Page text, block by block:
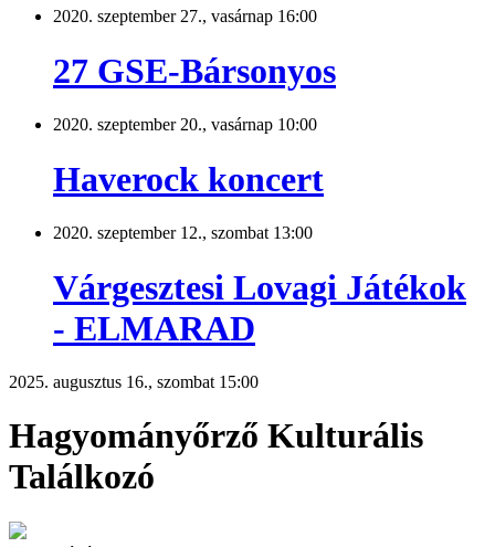
2020. szeptember 27., vasárnap 16:00
27 GSE-Bársonyos
2020. szeptember 20., vasárnap 10:00
Haverock koncert
2020. szeptember 12., szombat 13:00
Várgesztesi Lovagi Játékok
- ELMARAD
2025. augusztus 16., szombat 15:00
Hagyományőrző Kulturális
Találkozó